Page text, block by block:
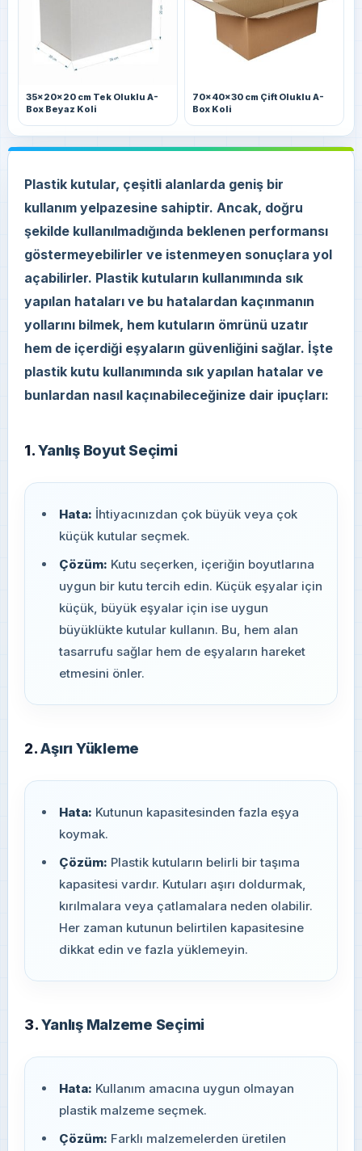
35x20x20 cm Tek Oluklu A-
Box Beyaz Koli
70x40x30 cm Çift Oluklu A-
Box Koli
Plastik kutular, çeşitli alanlarda geniş bir
kullanım yelpazesine sahiptir. Ancak, doğru
şekilde kullanılmadığında beklenen performansı
göstermeyebilirler ve istenmeyen sonuçlara yol
açabilirler. Plastik kutuların kullanımında sık
yapılan hataları ve bu hatalardan kaçınmanın
yollarını bilmek, hem kutuların ömrünü uzatır
hem de içerdiği eşyaların güvenliğini sağlar. İşte
plastik kutu kullanımında sık yapılan hatalar ve
bunlardan nasıl kaçınabileceğinize dair ipuçları:
1.Yanlış Boyut Seçimi
Hata: İhtiyacınızdan çok büyük veya çok
küçük kutular seçmek.
Çözüm: Kutu seçerken, içeriğin boyutlarına
uygun bir kutu tercih edin. Küçük eşyalar için
küçük, büyük eşyalar için ise uygun
büyüklükte kutular kullanın. Bu, hem alan
tasarrufu sağlar hem de eşyaların hareket
etmesini önler.
2.Aşırı Yükleme
Hata: Kutunun kapasitesinden fazla eşya
koymak.
Çözüm: Plastik kutuların belirli bir taşıma
kapasitesi vardır. Kutuları aşırı doldurmak,
kırılmalara veya çatlamalara neden olabilir.
Her zaman kutunun belirtilen kapasitesine
dikkat edin ve fazla yüklemeyin.
3.Yanlış Malzeme Seçimi
Hata: Kullanım amacına uygun olmayan
plastik malzeme seçmek.
Çözüm: Farklı malzemelerden üretilen